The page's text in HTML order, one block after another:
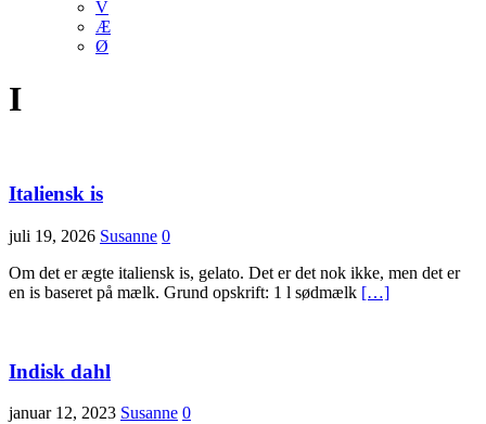
V
Æ
Ø
I
Italiensk is
juli 19, 2026 Susanne 0
Om det er ægte italiensk is, gelato. Det er det nok ikke, men det er
en is baseret på mælk. Grund opskrift: 1 l sødmælk […]
Indisk dahl
januar 12, 2023 Susanne 0